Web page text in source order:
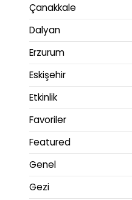
Çanakkale
Dalyan
Erzurum
Eskişehir
Etkinlik
Favoriler
Featured
Genel
Gezi